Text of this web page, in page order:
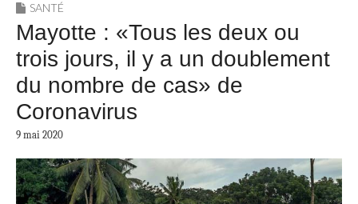
SANTÉ
Mayotte : «Tous les deux ou
trois jours, il y a un doublement
du nombre de cas» de
Coronavirus
9 mai 2020